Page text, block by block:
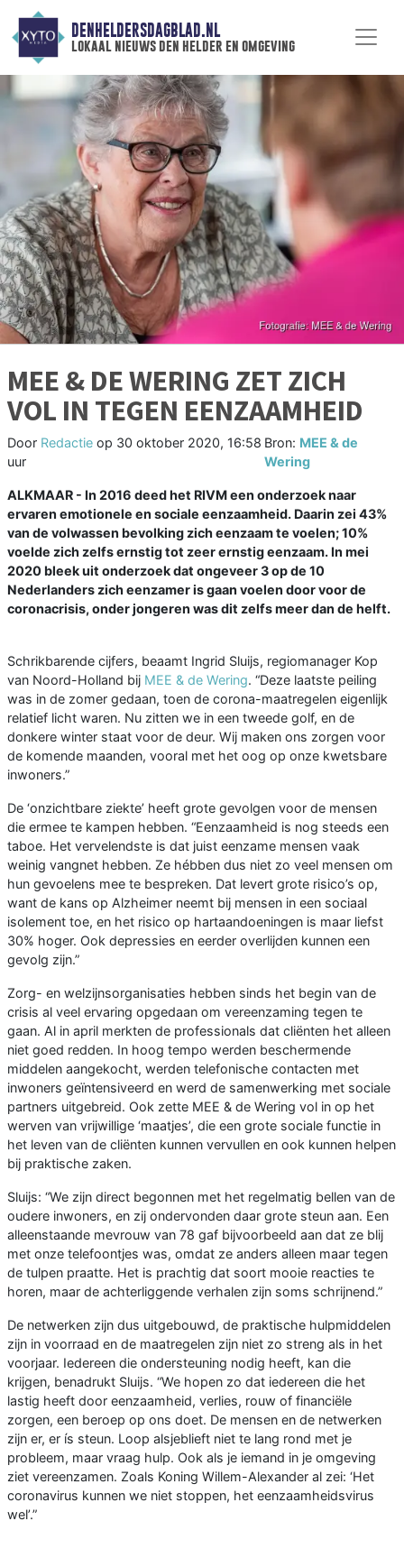
DENHELDERSDAGBLAD.NL
lokaal nieuws den helder en omgeving
MEE & DE WERING ZET ZICH
VOL IN TEGEN EENZAAMHEID
Door Redactie op 30 oktober 2020, 16:58
uur
Bron: MEE & de
Wering
ALKMAAR - In 2016 deed het RIVM een onderzoek naar
ervaren emotionele en sociale eenzaamheid. Daarin zei 43%
van de volwassen bevolking zich eenzaam te voelen; 10%
voelde zich zelfs ernstig tot zeer ernstig eenzaam. In mei
2020 bleek uit onderzoek dat ongeveer 3 op de 10
Nederlanders zich eenzamer is gaan voelen door voor de
coronacrisis, onder jongeren was dit zelfs meer dan de helft.
Schrikbarende cijfers, beaamt Ingrid Sluijs, regiomanager Kop
van Noord-Holland bij MEE & de Wering. “Deze laatste peiling
was in de zomer gedaan, toen de corona-maatregelen eigenlijk
relatief licht waren. Nu zitten we in een tweede golf, en de
donkere winter staat voor de deur. Wij maken ons zorgen voor
de komende maanden, vooral met het oog op onze kwetsbare
inwoners.”
De ‘onzichtbare ziekte’ heeft grote gevolgen voor de mensen
die ermee te kampen hebben. “Eenzaamheid is nog steeds een
taboe. Het vervelendste is dat juist eenzame mensen vaak
weinig vangnet hebben. Ze hébben dus niet zo veel mensen om
hun gevoelens mee te bespreken. Dat levert grote risico’s op,
want de kans op Alzheimer neemt bij mensen in een sociaal
isolement toe, en het risico op hartaandoeningen is maar liefst
30% hoger. Ook depressies en eerder overlijden kunnen een
gevolg zijn.”
Zorg- en welzijnsorganisaties hebben sinds het begin van de
crisis al veel ervaring opgedaan om vereenzaming tegen te
gaan. Al in april merkten de professionals dat cliënten het alleen
niet goed redden. In hoog tempo werden beschermende
middelen aangekocht, werden telefonische contacten met
inwoners geïntensiveerd en werd de samenwerking met sociale
partners uitgebreid. Ook zette MEE & de Wering vol in op het
werven van vrijwillige ‘maatjes’, die een grote sociale functie in
het leven van de cliënten kunnen vervullen en ook kunnen helpen
bij praktische zaken.
Sluijs: “We zijn direct begonnen met het regelmatig bellen van de
oudere inwoners, en zij ondervonden daar grote steun aan. Een
alleenstaande mevrouw van 78 gaf bijvoorbeeld aan dat ze blij
met onze telefoontjes was, omdat ze anders alleen maar tegen
de tulpen praatte. Het is prachtig dat soort mooie reacties te
horen, maar de achterliggende verhalen zijn soms schrijnend.”
De netwerken zijn dus uitgebouwd, de praktische hulpmiddelen
zijn in voorraad en de maatregelen zijn niet zo streng als in het
voorjaar. Iedereen die ondersteuning nodig heeft, kan die
krijgen, benadrukt Sluijs. “We hopen zo dat iedereen die het
lastig heeft door eenzaamheid, verlies, rouw of financiële
zorgen, een beroep op ons doet. De mensen en de netwerken
zijn er, er ís steun. Loop alsjeblieft niet te lang rond met je
probleem, maar vraag hulp. Ook als je iemand in je omgeving
ziet vereenzamen. Zoals Koning Willem-Alexander al zei: ‘Het
coronavirus kunnen we niet stoppen, het eenzaamheidsvirus
wel’.”